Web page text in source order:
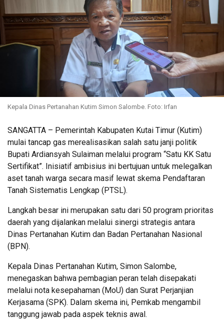
Kepala Dinas Pertanahan Kutim Simon Salombe. Foto: Irfan
SANGATTA – Pemerintah Kabupaten Kutai Timur (Kutim)
mulai tancap gas merealisasikan salah satu janji politik
Bupati Ardiansyah Sulaiman melalui program “Satu KK Satu
Sertifikat”. Inisiatif ambisius ini bertujuan untuk melegalkan
aset tanah warga secara masif lewat skema Pendaftaran
Tanah Sistematis Lengkap (PTSL).
Langkah besar ini merupakan satu dari 50 program prioritas
daerah yang dijalankan melalui sinergi strategis antara
Dinas Pertanahan Kutim dan Badan Pertanahan Nasional
(BPN).
Kepala Dinas Pertanahan Kutim, Simon Salombe,
menegaskan bahwa pembagian peran telah disepakati
melalui nota kesepahaman (MoU) dan Surat Perjanjian
Kerjasama (SPK). Dalam skema ini, Pemkab mengambil
tanggung jawab pada aspek teknis awal.